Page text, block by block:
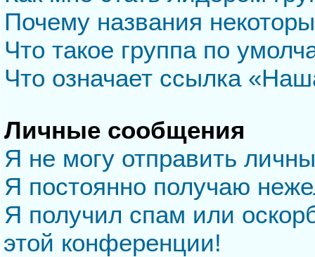
Почему названия
Что такое группа по
Что означает ссылка
Личные сообщения
Я не могу отправить
Я постоянно получаю
Я получил спам или
этой конференции!